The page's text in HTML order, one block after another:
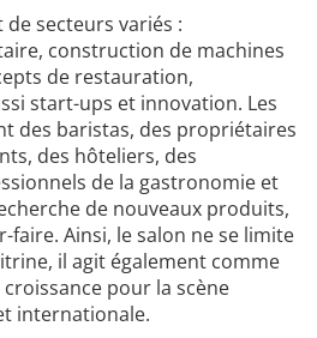
secteurs variés :
construction de machines
de restauration,
start-ups et innovation. Les
des baristas, des propriétaires
des hôteliers, des
de la gastronomie et
de nouveaux produits,
faire. Ainsi, le salon ne se limite
il agit également comme
pour la scène
internationale.